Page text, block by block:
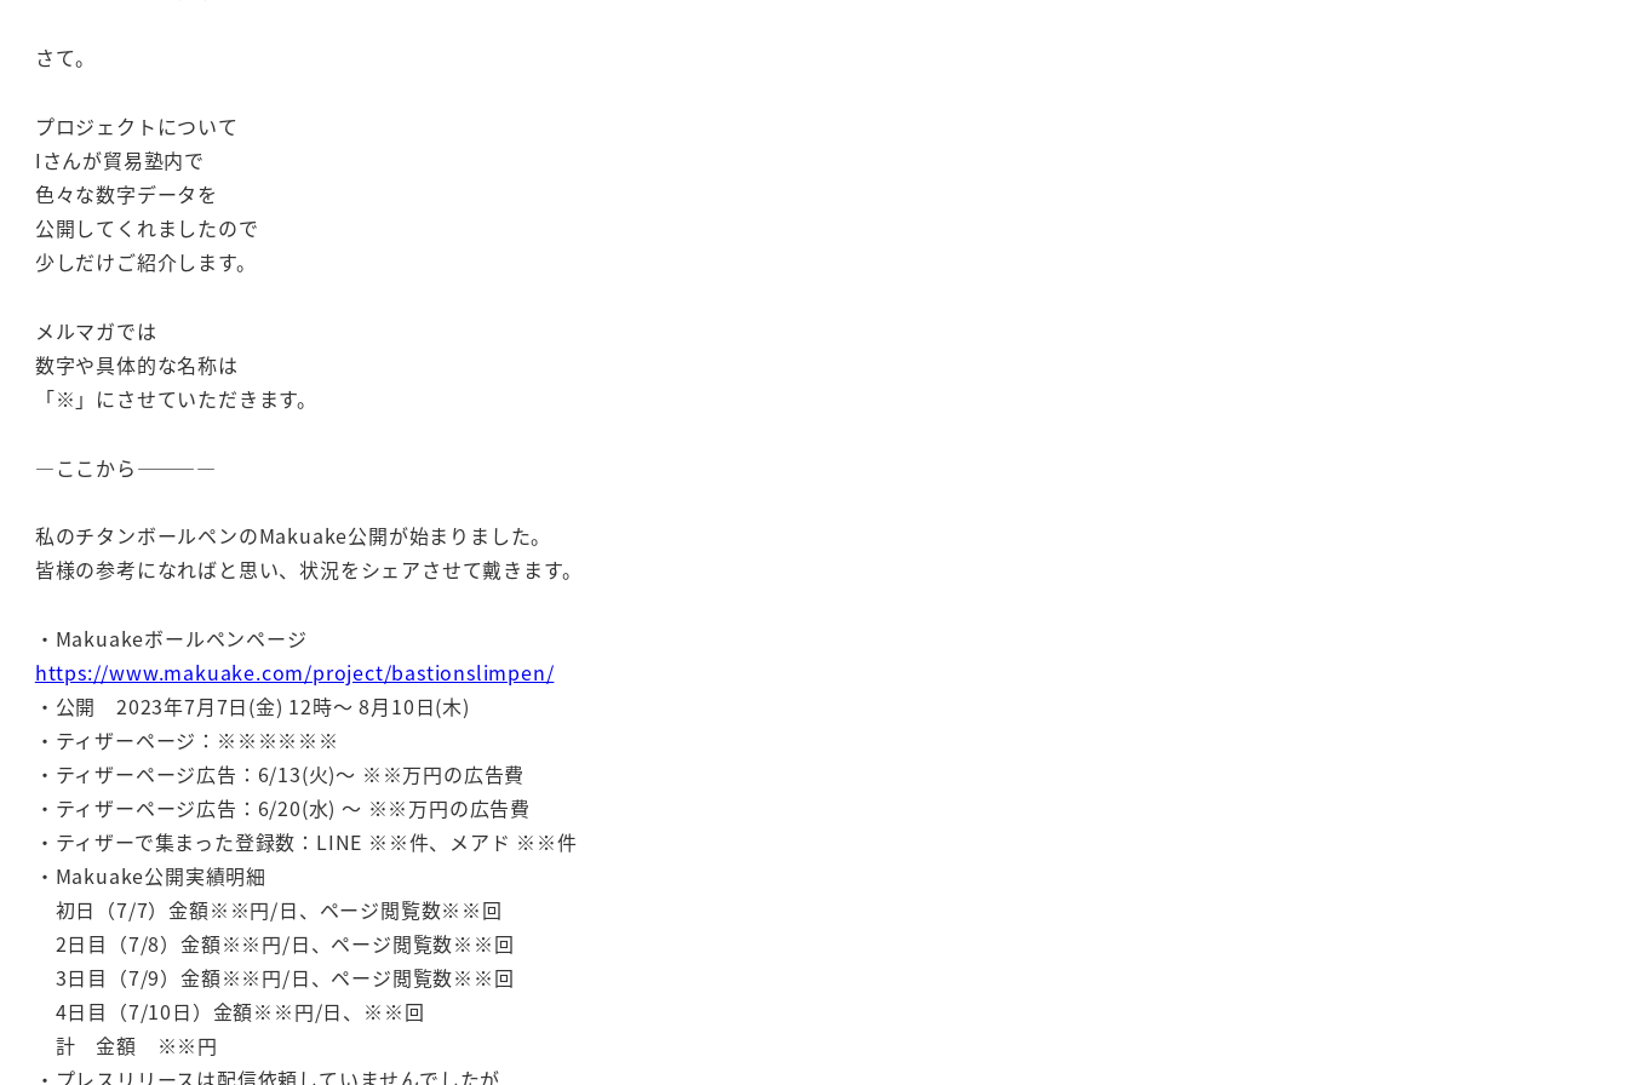
さて。
プロジェクトについて
Iさんが貿易塾内で
色々な数字データを
公開してくれましたので
少しだけご紹介します。
メルマガでは
数字や具体的な名称は
「※」にさせていただきます。
―ここから――――
私のチタンボールペンのMakuake公開が始まりました。
皆様の参考になればと思い、状況をシェアさせて戴きます。
・Makuakeボールペンページ
https://www.makuake.com/project/bastionslimpen/
・公開 2023年7月7日(金) 12時～ 8月10日(木)
・ティザーページ：※※※※※※
・ティザーページ広告：6/13(火)～ ※※万円の広告費
・ティザーページ広告：6/20(水) ～ ※※万円の広告費
・ティザーで集まった登録数：LINE ※※件、メアド ※※件
・Makuake公開実績明細
初日（7/7）金額※※円/日、ページ閲覧数※※回
2日目（7/8）金額※※円/日、ページ閲覧数※※回
3日目（7/9）金額※※円/日、ページ閲覧数※※回
4日目（7/10日）金額※※円/日、※※回
計 金額 ※※円
・プレスリリースは配信依頼していませんでしたが